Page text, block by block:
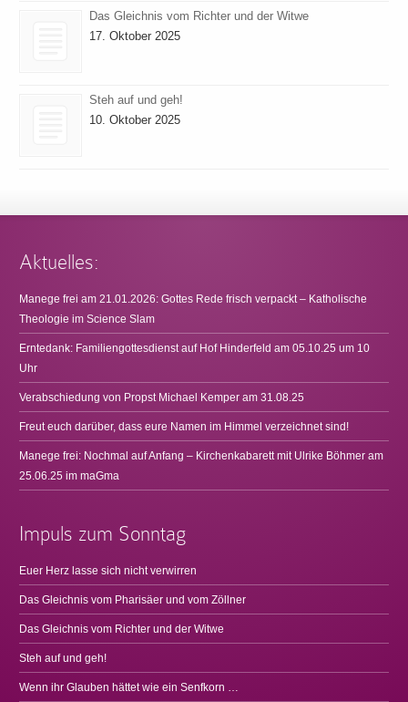
Das Gleichnis vom Richter und der Witwe
17. Oktober 2025
Steh auf und geh!
10. Oktober 2025
Aktuelles:
Manege frei am 21.01.2026: Gottes Rede frisch verpackt – Katholische
Theologie im Science Slam
Erntedank: Familiengottesdienst auf Hof Hinderfeld am 05.10.25 um 10
Uhr
Verabschiedung von Propst Michael Kemper am 31.08.25
Freut euch darüber, dass eure Namen im Himmel verzeichnet sind!
Manege frei: Nochmal auf Anfang – Kirchenkabarett mit Ulrike Böhmer am
25.06.25 im maGma
Impuls zum Sonntag
Euer Herz lasse sich nicht verwirren
Das Gleichnis vom Pharisäer und vom Zöllner
Das Gleichnis vom Richter und der Witwe
Steh auf und geh!
Wenn ihr Glauben hättet wie ein Senfkorn …